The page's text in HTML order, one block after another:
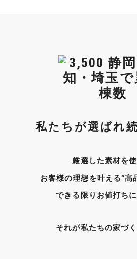
私たちが選ばれ
厳選した素材を使
お客様の理想を叶える“高
できる限りお値打ちに
それが私たちの家づく